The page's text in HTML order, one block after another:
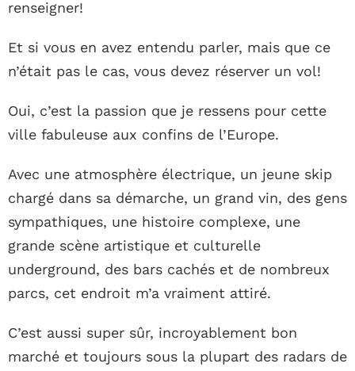
renseigner!
Et si vous en avez entendu parler, mais que ce
n’était pas le cas, vous devez réserver un vol!
Oui, c’est la passion que je ressens pour cette
ville fabuleuse aux confins de l’Europe.
Avec une atmosphère électrique, un jeune skip
chargé dans sa démarche, un grand vin, des gens
sympathiques, une histoire complexe, une
grande scène artistique et culturelle
underground, des bars cachés et de nombreux
parcs, cet endroit m’a vraiment attiré.
C’est aussi super sûr, incroyablement bon
marché et toujours sous la plupart des radars de